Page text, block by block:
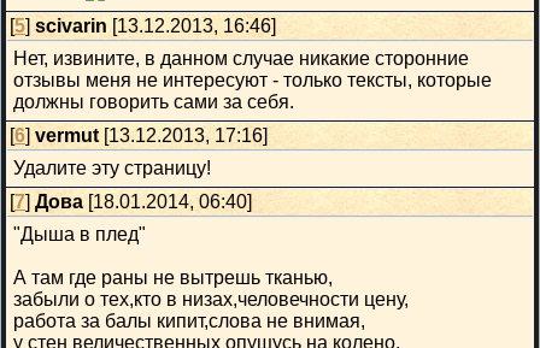
[5] scivarin [13.12.2013, 16:46]
Нет, извините, в данном случае никакие сторонние
отзывы меня не интересуют - только тексты, которые
должны говорить сами за себя.
[6] vermut [13.12.2013, 17:16]
Удалите эту страницу!
[7] Дова [18.01.2014, 06:40]
"Дыша в плед"
А там где раны не вытрешь тканью,
забыли о тех,кто в низах,человечности цену,
работа за балы кипит,слова не внимая,
у стен величественных опущусь на колено.